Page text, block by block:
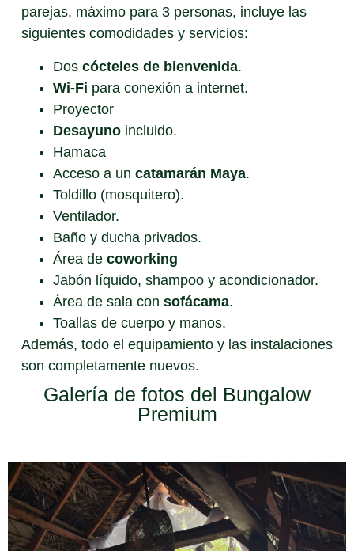
parejas, máximo para 3 personas, incluye las
siguientes comodidades y servicios:
Dos cócteles de bienvenida.
Wi-Fi para conexión a internet.
Proyector
Desayuno incluido.
Hamaca
Acceso a un catamarán Maya.
Toldillo (mosquitero).
Ventilador.
Baño y ducha privados.
Área de coworking
Jabón líquido, shampoo y acondicionador.
Área de sala con sofácama.
Toallas de cuerpo y manos.
Además, todo el equipamiento y las instalaciones
son completamente nuevos.
Galería de fotos del Bungalow
Premium